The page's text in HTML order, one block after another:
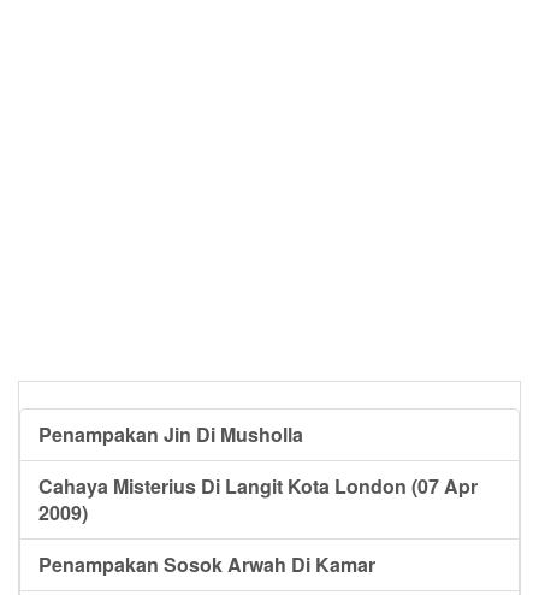
Penampakan Jin Di Musholla
Cahaya Misterius Di Langit Kota London (07 Apr
2009)
Penampakan Sosok Arwah Di Kamar